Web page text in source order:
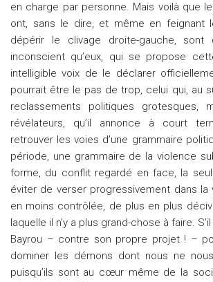
en charge par personne. Mais voilà que
ont, sans le dire, et même en feignant
dépérir le clivage droite-gauche, sont
inconscient qu’eux, qui se propose
intelligible voix de le déclarer
pourrait être le pas de trop, celui qui, au
reclassements politiques grotesques,
révélateurs, qu’il annonce à court
retrouver les voies d’une grammaire
période, une grammaire de la violence
forme, du conflit regardé en face, la
éviter de verser progressivement dans la
en moins contrôlée, de plus en plus
laquelle il n’y a plus grand-chose à faire.
Bayrou – contre son propre projet ! –
dominer les démons dont nous ne
puisqu’ils sont au cœur même de la